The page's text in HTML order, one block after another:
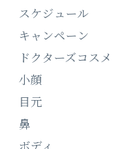
スケジュール
キャンペーン
ドクターズコスメ
小顔
目元
鼻
ボディ